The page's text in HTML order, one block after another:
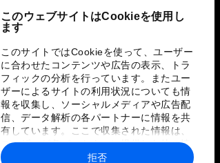
このウェブサイトはCookieを使用し
ます
このサイトではCookieを使って、ユーザー
に合わせたコンテンツや広告の表示、トラ
フィックの分析を行っています。またユー
ザーによるサイトの利用状況についても情
報を収集し、ソーシャルメディアや広告配
信、データ解析の各パートナーに情報を共
有しています。ここで収集された情報は、
ユーザーが各パートナーに提供した他の情
報や各パートナーのサービスを使用した際
拒否